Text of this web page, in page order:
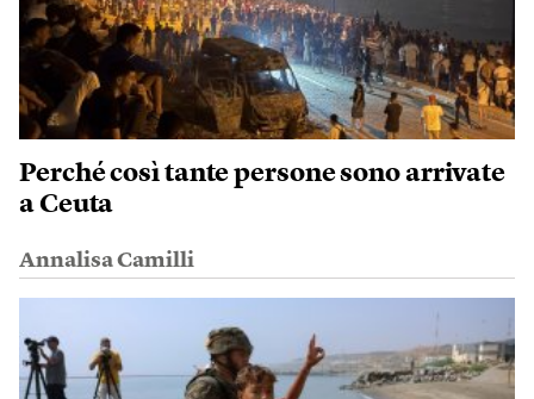
Perché così tante persone sono arrivate
a Ceuta
Annalisa Camilli